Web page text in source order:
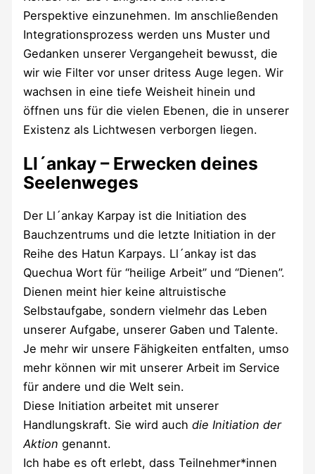
Perspektive einzunehmen. Im anschließenden
Integrationsprozess werden uns Muster und
Gedanken unserer Vergangeheit bewusst, die
wir wie Filter vor unser dritess Auge legen. Wir
wachsen in eine tiefe Weisheit hinein und
öffnen uns für die vielen Ebenen, die in unserer
Existenz als Lichtwesen verborgen liegen.
Ll´ankay – Erwecken deines
Seelenweges
Der Ll´ankay Karpay ist die Initiation des
Bauchzentrums und die letzte Initiation in der
Reihe des Hatun Karpays. Ll´ankay ist das
Quechua Wort für “heilige Arbeit” und “Dienen”.
Dienen meint hier keine altruistische
Selbstaufgabe, sondern vielmehr das Leben
unserer Aufgabe, unserer Gaben und Talente.
Je mehr wir unsere Fähigkeiten entfalten, umso
mehr können wir mit unserer Arbeit im Service
für andere und die Welt sein.
Diese Initiation arbeitet mit unserer
Handlungskraft. Sie wird auchdie Initiation der
Aktion genannt.
Ich habe es oft erlebt, dass Teilnehmer*innen